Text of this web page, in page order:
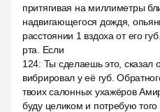
притягивая на миллиметры
надвигающегося дождя,
расстоянии 1 вздоха от его
рта. Если
124: Ты сделаешь это, сказал
вибрировал у её губ.
твоих салонных ухажёров
буду целиком и потребую